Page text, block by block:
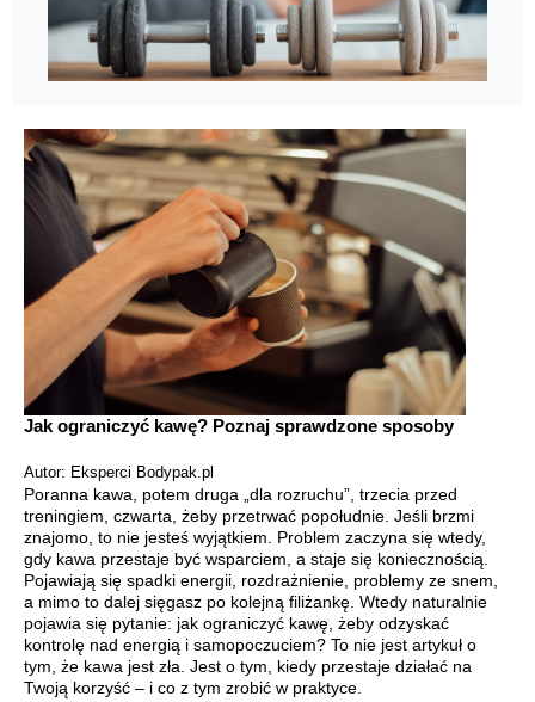
Jak ograniczyć kawę? Poznaj sprawdzone sposoby
Autor: Eksperci Bodypak.pl
Poranna kawa, potem druga „dla rozruchu”, trzecia przed
treningiem, czwarta, żeby przetrwać popołudnie. Jeśli brzmi
znajomo, to nie jesteś wyjątkiem. Problem zaczyna się wtedy,
gdy kawa przestaje być wsparciem, a staje się koniecznością.
Pojawiają się spadki energii, rozdrażnienie, problemy ze snem,
a mimo to dalej sięgasz po kolejną filiżankę. Wtedy naturalnie
pojawia się pytanie: jak ograniczyć kawę, żeby odzyskać
kontrolę nad energią i samopoczuciem? To nie jest artykuł o
tym, że kawa jest zła. Jest o tym, kiedy przestaje działać na
Twoją korzyść – i co z tym zrobić w praktyce.